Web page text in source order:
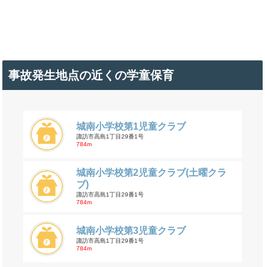
事故発生地点の近くの学童保育
城南小学校第1児童クラブ
諏訪市高島1丁目29番1号
784m
城南小学校第2児童クラブ(土曜クラ
ブ)
諏訪市高島1丁目29番1号
784m
城南小学校第3児童クラブ
諏訪市高島1丁目29番1号
784m